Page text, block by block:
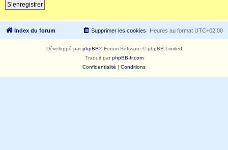
S’enregistrer
Index du forum Heures au format UTC+02:00
Supprimer les cookies
Développé parphpBB® Forum Software © phpBB Limited
Traduit parphpBB-fr.com
Confidentialité | Conditions